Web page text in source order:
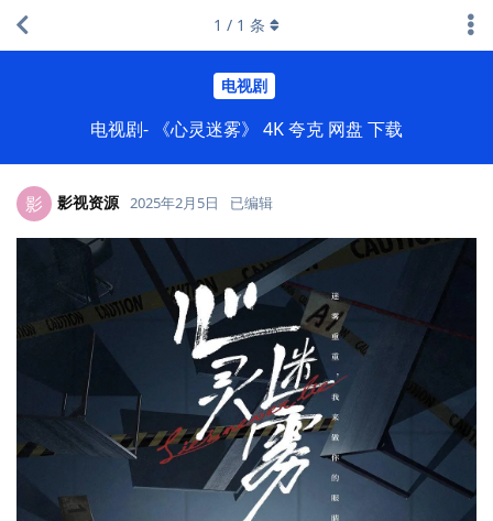
电视剧
电视剧- 《心灵迷雾》 4K 夸克 网盘 下载
1 / 1 条
影 影视资源 2025年2月5日 已编辑